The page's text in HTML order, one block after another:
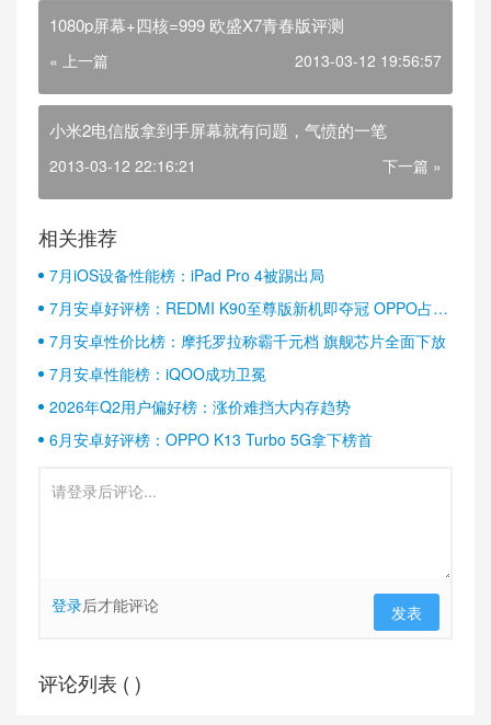
1080p屏幕+四核=999 欧盛X7青春版评测
« 上一篇 2013-03-12 19:56:57
小米2电信版拿到手屏幕就有问题，气愤的一笔
2013-03-12 22:16:21 下一篇 »
相关推荐
7月iOS设备性能榜：iPad Pro 4被踢出局
7月安卓好评榜：REDMI K90至尊版新机即夺冠 OPPO占据
半壁江山
7月安卓性价比榜：摩托罗拉称霸千元档 旗舰芯片全面下放
7月安卓性能榜：iQOO成功卫冕
2026年Q2用户偏好榜：涨价难挡大内存趋势
6月安卓好评榜：OPPO K13 Turbo 5G拿下榜首
登录后才能评论 发表
评论列表 ( )